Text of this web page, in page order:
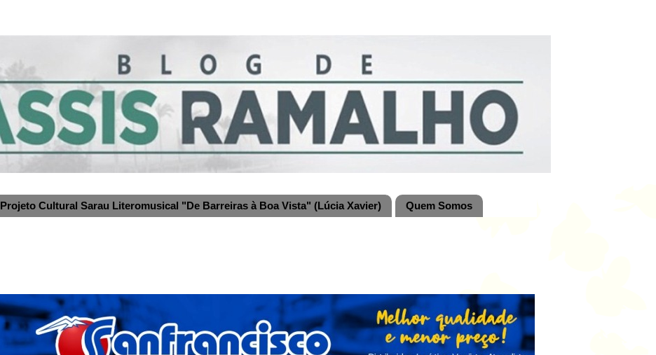
Projeto Cultural Sarau Literomusical "De Barreiras à Boa Vista" (Lúcia Xavier) Quem Somos